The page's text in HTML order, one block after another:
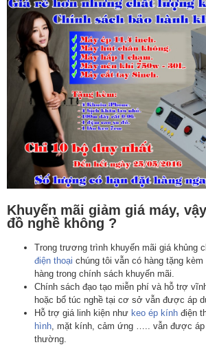
Khuyến mãi giảm giá máy,
đồ nghề không ?
Trong trương trình khuyến mãi giá khủng
điện thoại chúng tôi vẫn có hàng tặng
hàng trong chính sách khuyến mãi.
Chính sách đạo tạo miễn phí và hỗ trợ
hoặc bổ túc nghề tại cơ sở vẫn được áp
Hỗ trợ giá linh kiện như keo ép kính điện
hình , mặt kính, cảm ứng ….. vẫn được
thường.